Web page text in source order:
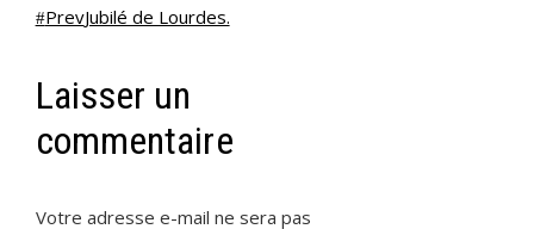
PrevJubilé de Lourdes.
Laisser un
commentaire
Votre adresse e-mail ne sera pas